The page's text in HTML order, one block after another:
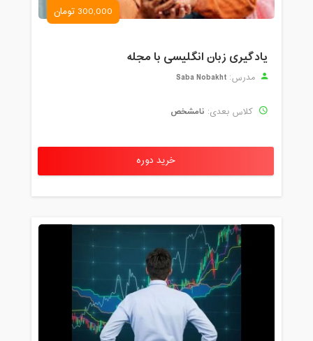
300,000 تومان
یادگیری زبان انگلیسی با مجله
مدرس: Saba Nobakht
کلاس بعدی: نامشخص
خرید دوره